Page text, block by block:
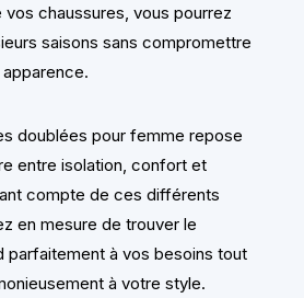
vos chaussures, vous pourrez
saisons sans compromettre
doublées pour femme repose
entre isolation, confort et
compte de ces différents
en mesure de trouver le
parfaitement à vos besoins tout
à votre style.